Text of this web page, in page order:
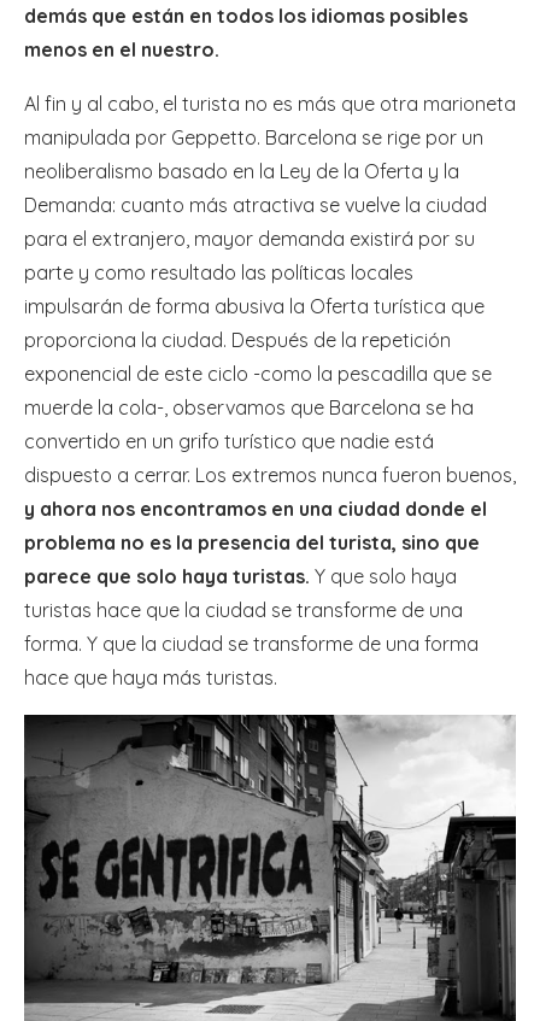
demás que están en todos los idiomas posibles
menos en el nuestro.
Al fin y al cabo, el turista no es más que otra marioneta
manipulada por Geppetto. Barcelona se rige por un
neoliberalismo basado en la Ley de la Oferta y la
Demanda: cuanto más atractiva se vuelve la ciudad
para el extranjero, mayor demanda existirá por su
parte y como resultado las políticas locales
impulsarán de forma abusiva la Oferta turística que
proporciona la ciudad. Después de la repetición
exponencial de este ciclo -como la pescadilla que se
muerde la cola-, observamos que Barcelona se ha
convertido en un grifo turístico que nadie está
dispuesto a cerrar. Los extremos nunca fueron buenos,
y ahora nos encontramos en una ciudad donde el
problema no es la presencia del turista, sino que
parece que solo haya turistas. Y que solo haya
turistas hace que la ciudad se transforme de una
forma. Y que la ciudad se transforme de una forma
hace que haya más turistas.